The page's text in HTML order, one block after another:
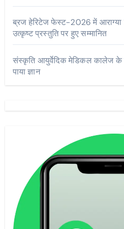
ब्रज हेरिटेज फेस्ट-2026 में आराग्या
उत्कृष्ट प्रस्तुति पर हुए सम्मानित
संस्कृति आयुर्वेदिक मेडिकल कालेज के
पाया ज्ञान